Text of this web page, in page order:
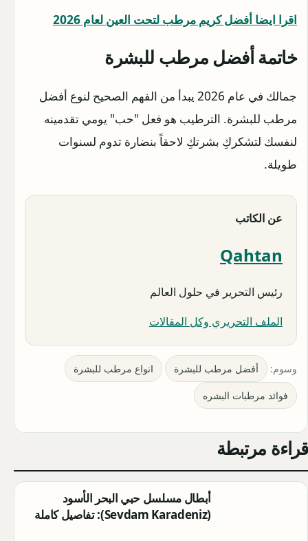
اقرا ايضا أفضل كريم مرطب لتحت العين لعام 2026
خاتمةأفضل مرطب للبشرة
جمالك في عام 2026 يبدأ من الفهم الصحيح لنوع أفضل
مرطب للبشرة. الترطيب هو فعل "حب" يومي تقدمينه
لنفسك لتشكركِ بشرتكِ لاحقاً بنضارة تدوم لسنوات
طويلة.
عن الكاتب
Qahtan
رئيس التحرير في حلول العالم
الملف التحريري وكل المقالات
وسوم: أفضل مرطب للبشرة انواع مرطب للبشرة
فوائد مرطبات البشره
قراءة مرتبطة
أبطال مسلسل حبي البحر الأسود
(Sevdam Karadeniz): تفاصيل كاملة